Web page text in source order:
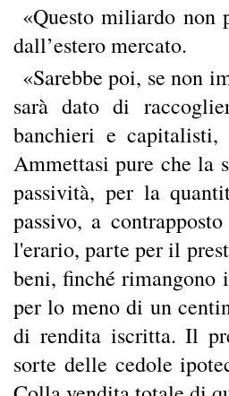
«Questo miliardo non
dall’estero mercato.
«Sarebbe poi, se non
sarà dato di
banchieri e
Ammettasi pure che la
passività, per la
passivo, a
l'erario, parte per il
beni, finché rimangono
per lo meno di un
di rendita iscritta. Il
sorte delle cedole